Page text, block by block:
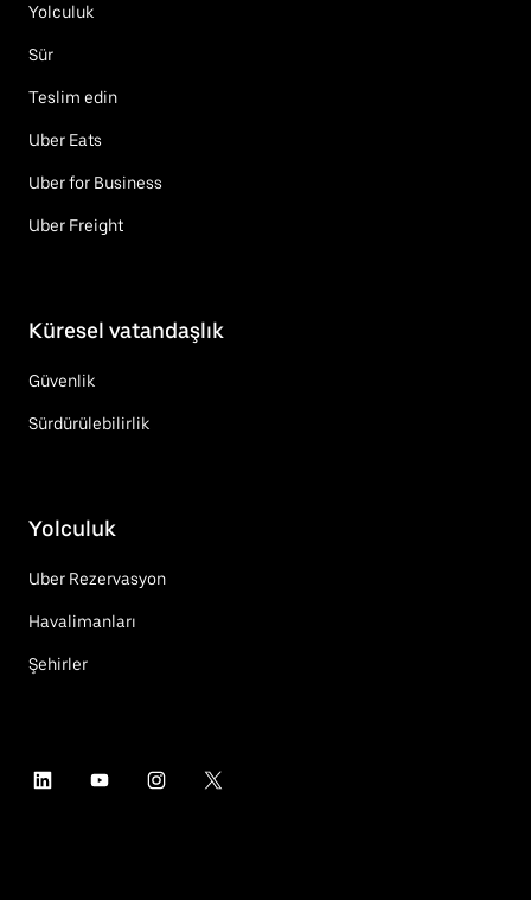
Yolculuk
Sür
Teslim edin
Uber Eats
Uber for Business
Uber Freight
Küresel vatandaşlık
Güvenlik
Sürdürülebilirlik
Yolculuk
Uber Rezervasyon
Havalimanları
Şehirler